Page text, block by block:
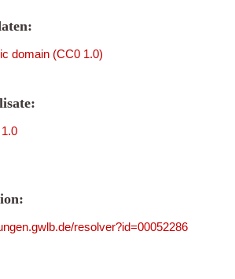
domain (CC0 1.0)
resolver?id=00052286